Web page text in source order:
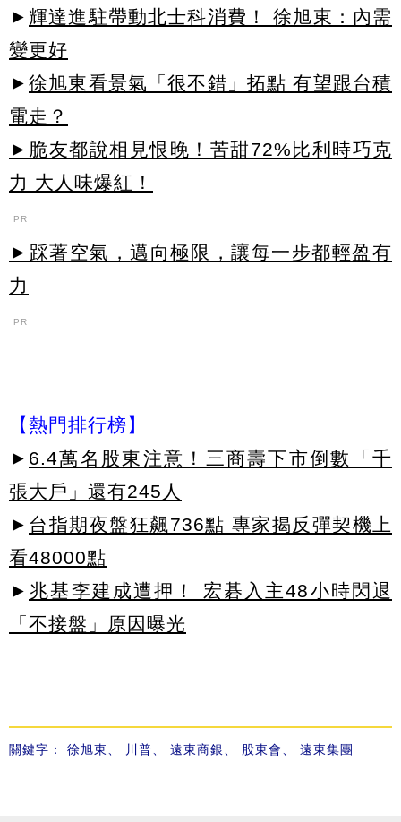
► 輝達進駐帶動北士科消費！ 徐旭東：內需
變更好
► 徐旭東看景氣「很不錯」拓點 有望跟台積
電走？
►脆友都說相見恨晚！苦甜72%比利時巧克
力 大人味爆紅！
PR
►踩著空氣，邁向極限，讓每一步都輕盈有
力
PR
【熱門排行榜】
► 6.4萬名股東注意！三商壽下市倒數「千
張大戶」還有245人
► 台指期夜盤狂飆736點 專家揭反彈契機上
看48000點
► 兆基李建成遭押！ 宏碁入主48小時閃退
「不接盤」原因曝光
關鍵字： 徐旭東 川普 遠東商銀 股東會 遠東集團